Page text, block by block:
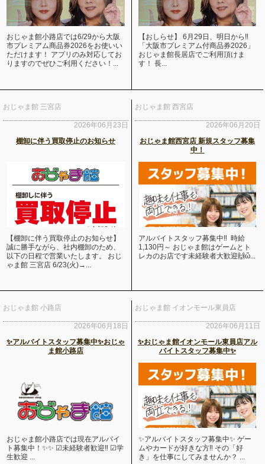
おじゃま館小路店では6/29から大阪
市プレミアム商品券2026をお使いい
ただけます！ アプリのみ対応してお
りますのでぜひご利用ください！...
【おしらせ】 6月29日、明日から‼️
「大阪市プレミアム付商品券2026」
おじゃま館長居店でご利用頂けま
す！ 長...
おじゃま館 三宮店
2026年06月23日
棚卸に伴う買取停止のお知らせ
【棚卸に伴う買取停止のお知らせ】
誠に勝手ながら、社内棚卸のため、
以下の日程で営業いたします。 おじ
ゃま館 三宮店 6/23(火)→...
おじゃま館 西宮店
2026年06月20日
おじゃま館西宮店 新規スタッフ募集
中！
アルバイトスタッフ募集中‼ 時給
1,130円～ おじゃま館はゲームとト
レカのお店です未経験者大歓迎🙌ὤ...
おじゃま館 小路店
2026年06月18日
✨アルバイトスタッフ募集中✨おじゃ
ま館小路店
おじゃま館小路店では現在アルバイ
ト募集中！✨✨ ☑未経験者歓迎‼ ☑学
生歓迎 ...
おじゃま館 イオンモール東員店
2026年06月11日
✨おじゃま館イオンモール東員店アル
バイトスタッフ募集中✨
✨アルバイトスタッフ募集中✨ ゲー
ムやカードが好きな方‼️ その「好
き」を仕事にしてみませんか？ ...